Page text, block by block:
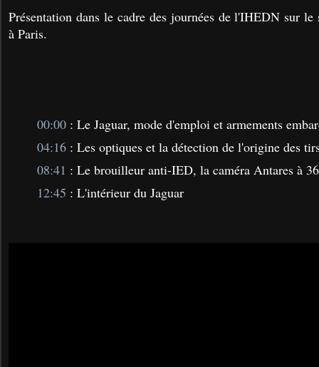
Présentation dans le cadre des journées de l'IHEDN sur
à Paris.
00:00 : Le Jaguar, mode d'emploi et armements
04:16 : Les optiques et la détection de l'origine des
08:41 : Le brouilleur anti-IED, la caméra Antares à
12:45 : L'intérieur du Jaguar